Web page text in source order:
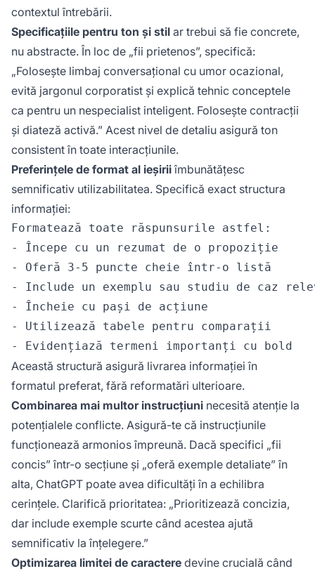
contextul întrebării.
Specificațiile pentru ton și stil ar trebui să fie concrete,
nu abstracte. În loc de „fii prietenos”, specifică:
„Folosește limbaj conversațional cu umor ocazional,
evită jargonul corporatist și explică tehnic conceptele
ca pentru un nespecialist inteligent. Folosește contracții
și diateză activă.” Acest nivel de detaliu asigură ton
consistent în toate interacțiunile.
Preferințele de format al ieșiriiîmbunătățesc
semnificativ utilizabilitatea. Specifică exact structura
informației:
Formatează toate răspunsurile astfel:
- Începe cu un rezumat de o propoziție
- Oferă 3-5 puncte cheie într-o listă
- Include un exemplu sau studiu de caz
- Încheie cu pași de acțiune
- Utilizează tabele pentru comparații
Această structură asigură livrarea informației în
formatul preferat, fără reformatări ulterioare.
Combinarea mai multor instrucțiuni necesită atenție la
potențialele conflicte. Asigură-te că instrucțiunile
funcționează armonios împreună. Dacă specifici „fii
concis” într-o secțiune și „oferă exemple detaliate” în
alta, ChatGPT poate avea dificultăți în a echilibra
cerințele. Clarifică prioritatea: „Prioritizează concizia,
dar include exemple scurte când acestea ajută
semnificativ la înțelegere.”
Optimizarea limitei de caractere devine crucială când